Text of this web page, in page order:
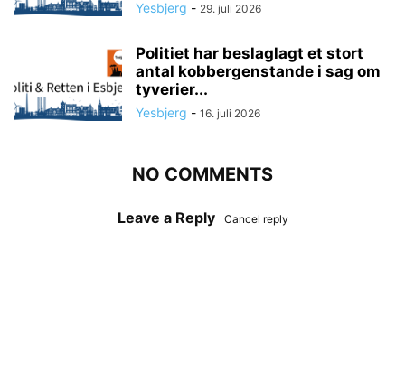
Yesbjerg - 29. juli 2026
Politiet har beslaglagt et stort
antal kobbergenstande i sag om
tyverier...
Yesbjerg - 16. juli 2026
NO COMMENTS
Leave a Reply Cancel reply